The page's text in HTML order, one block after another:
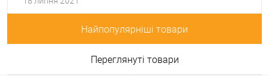
Найпопулярніші товари
Переглянуті товари